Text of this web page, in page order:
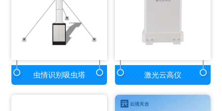
虫情识别吸虫塔 激光云高仪